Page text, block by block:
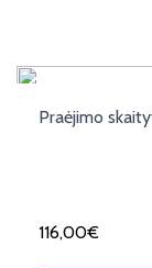
Praėjimo
116,00€